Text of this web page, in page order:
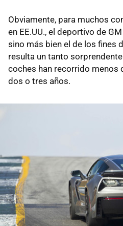
Obviamente, para muchos
en EE.UU., el deportivo de
sino más bien el de los fines
resulta un tanto
coches han recorrido menos
dos o tres años.